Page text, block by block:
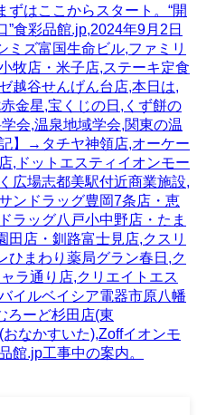
はここからスタート。“開
”食彩品館.jp,2024年9月2日
ミズ富国生命ビル,ファミリ
牧店・米子店,ステーキ定食
越谷せんげん台店,本日は,
金星,宝くじの日,くず餅の
会,温泉地域学会,関東の温
】→タチヤ神領店,オーケー
,ドットエスティイオンモー
広場志都美駅付近商業施設,
ンドラッグ豊岡7条店・恵
ラッグ八戸小中野店・たま
田店・釧路富士見店,クスリ
ひまわり薬局グラン春日,ク
ラ通り店,クリエイトエス
イルベイシア電器市原八幡
ろーど杉田店(東
なかすいた),Zoffイオンモ
館.jp工事中の案内。